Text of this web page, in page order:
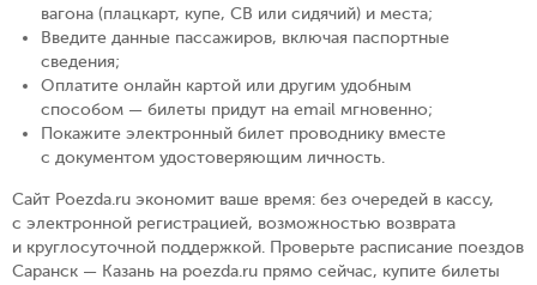
вагона (плацкарт, купе, СВ или сидячий) и места;
Введите данные пассажиров, включая паспортные
сведения;
Оплатите онлайн картой или другим удобным
способом — билеты придут на email мгновенно;
Покажите электронный билет проводнику вместе
с документом удостоверяющим личность.
Сайт Poezda.ru экономит ваше время: без очередей в кассу,
с электронной регистрацией, возможностью возврата
и круглосуточной поддержкой. Проверьте расписание поездов
Саранск — Казань на poezda.ru прямо сейчас, купите билеты